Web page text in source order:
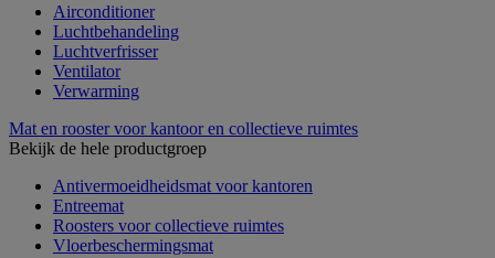
Airconditioner
Luchtbehandeling
Luchtverfrisser
Ventilator
Verwarming
Mat en rooster voor kantoor en collectieve ruimtes
Bekijk de hele productgroep
Antivermoeidheidsmat voor kantoren
Entreemat
Roosters voor collectieve ruimtes
Vloerbeschermingsmat